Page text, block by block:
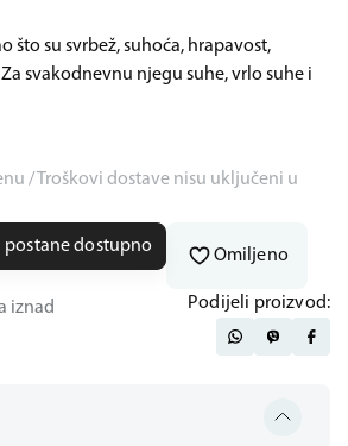
što su svrbež, suhoća, hrapavost,
svakodnevnu njegu suhe, vrlo suhe i
/ Troškovi dostave nisu uključeni u
postane dostupno
Omiljeno
iznad
Podijeli proizvod: